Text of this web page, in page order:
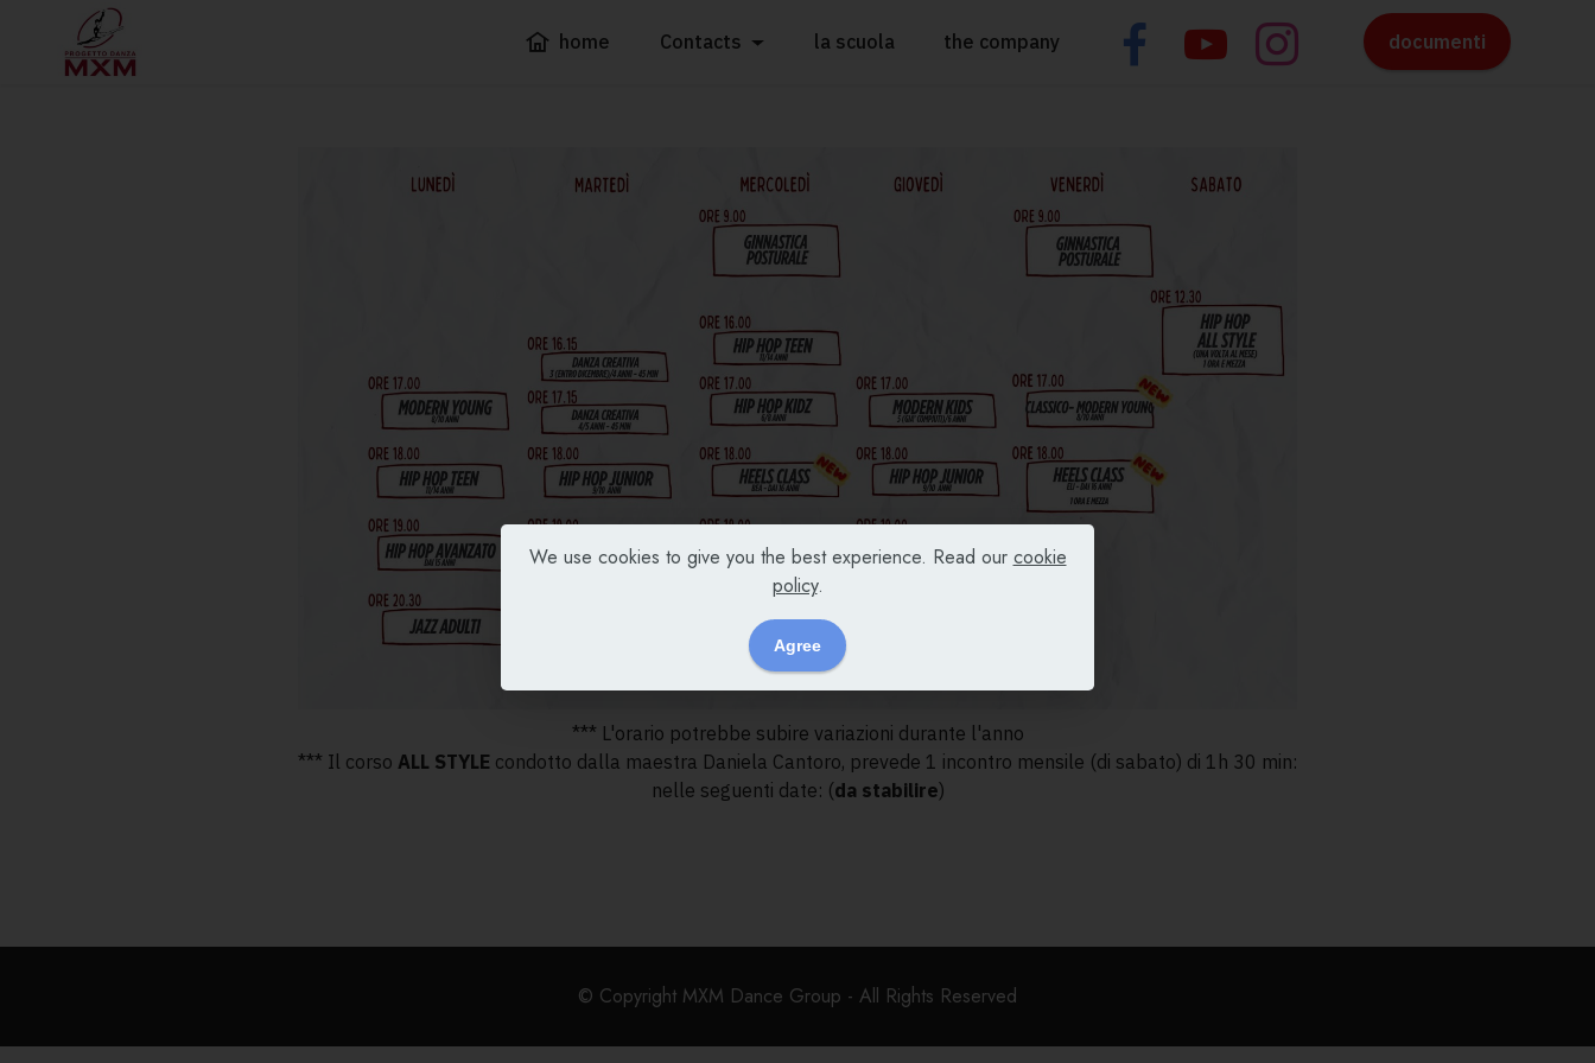
home Contacts la scuola the company documenti
*** L'orario potrebbe subire variazioni durante l'anno
*** Il corso ALL STYLE condotto dalla maestra Daniela Cantoro, prevede 1 incontro mensile (di sabato) di 1h 30 min:
nelle seguenti date: (da stabilire)
© Copyright MXM Dance Group - All Rights Reserved
We use cookies to give you the best experience. Read our cookie
policy.
Agree